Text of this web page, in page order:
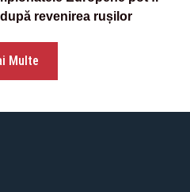
revenirea rușilor
Multe